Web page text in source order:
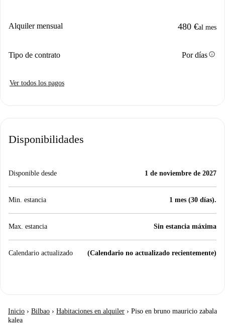
Alquiler mensual 480 €al mes
Tipo de contrato Por díasinfo
Ver todos los pagos
Disponibilidades
Disponible desde 1 de noviembre de 2027
Min. estancia 1 mes (30 días).
Max. estancia Sin estancia máxima
Calendario actualizado (Calendario no actualizado recientemente)
Inicio › Bilbao › Habitaciones en alquiler › Piso en bruno mauricio zabala
kalea